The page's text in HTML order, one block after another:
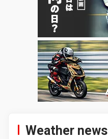
Weather news